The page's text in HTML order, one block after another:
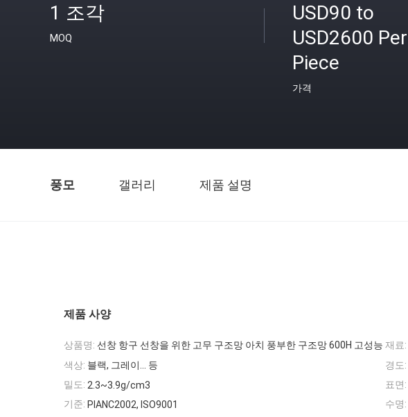
1 조각
MOQ
USD90 to
USD2600 Per
Piece
가격
풍모 갤러리 제품 설명
제품 사양
상품명: 선창 항구 선창을 위한 고무 구조망 아치 풍부한 구조망 600H 고성능 재료:
색상: 블랙, 그레이... 등 경도:
밀도: 2.3~3.9g/cm3 표면:
기준: PIANC2002, ISO9001 수명: